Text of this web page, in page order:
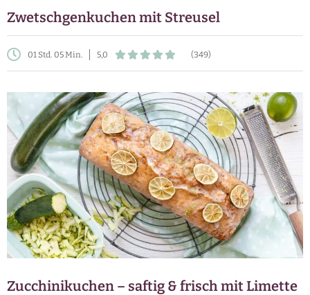
Zwetschgenkuchen mit Streusel
01 Std. 05 Min. 5,0 (349)
Zucchinikuchen – saftig & frisch mit Limette